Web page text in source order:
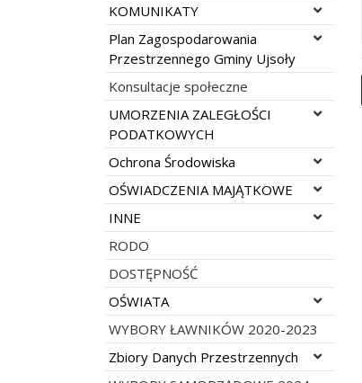
Rozwiń menu
KOMUNIKATY
Rozwiń menu
Plan Zagospodarowania
Przestrzennego Gminy Ujsoły
Konsultacje społeczne
Rozwiń menu
UMORZENIA ZALEGŁOŚCI
PODATKOWYCH
Rozwiń menu
Ochrona Środowiska
Rozwiń menu
OŚWIADCZENIA MAJĄTKOWE
Rozwiń menu
INNE
RODO
DOSTĘPNOŚĆ
Rozwiń menu
OŚWIATA
WYBORY ŁAWNIKÓW 2020-2023
Rozwiń menu
Zbiory Danych Przestrzennych